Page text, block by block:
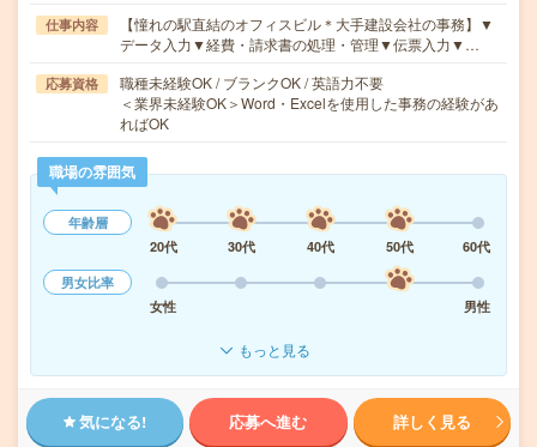
仕事内容
【憧れの駅直結のオフィスビル＊大手建設会社の事務】▼
データ入力▼経費・請求書の処理・管理▼伝票入力▼…
応募資格
職種未経験OK / ブランクOK / 英語力不要
＜業界未経験OK＞Word・Excelを使用した事務の経験があ
ればOK
職場の雰囲気
年齢層
20代
30代 40代 50代
60代
男女比率
女性
男性
もっと見る
気になる! 応募へ進む 詳しく見る